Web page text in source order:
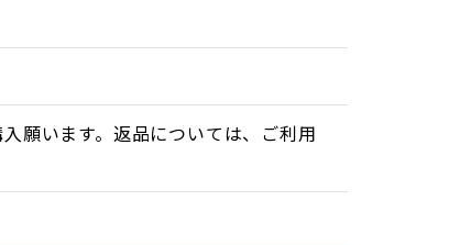
願います。返品については、ご利用